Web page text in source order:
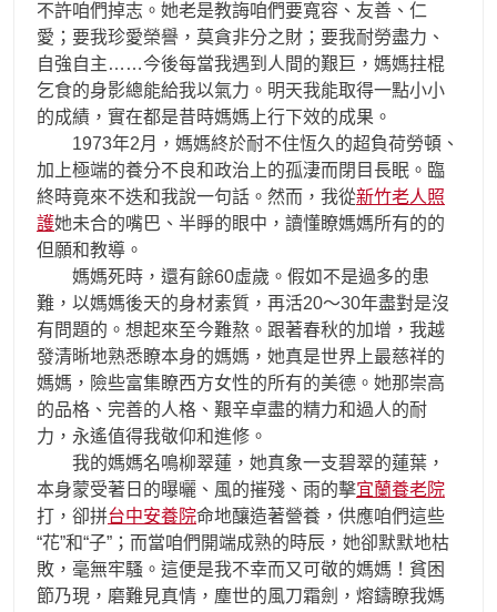
不許咱們掉志。她老是教誨咱們要寬容、友善、仁
愛；要我珍愛榮譽，莫貪非分之財；要我耐勞盡力、
自強自主……今後每當我遇到人間的艱巨，媽媽拄棍
乞食的身影總能給我以氣力。明天我能取得一點小小
的成績，實在都是昔時媽媽上行下效的成果。
1973年2月，媽媽終於耐不住恆久的超負荷勞頓、
加上極端的養分不良和政治上的孤淒而閉目長眠。臨
終時竟來不迭和我說一句話。然而，我從新竹老人照
護她未合的嘴巴、半睜的眼中，讀懂瞭媽媽所有的的
但願和教導。
媽媽死時，還有餘60虛歲。假如不是過多的患
難，以媽媽後天的身材素質，再活20～30年盡對是沒
有問題的。想起來至今難熬。跟著春秋的加增，我越
發清晰地熟悉瞭本身的媽媽，她真是世界上最慈祥的
媽媽，險些富集瞭西方女性的所有的美德。她那崇高
的品格、完善的人格、艱辛卓盡的精力和過人的耐
力，永遙值得我敬仰和進修。
我的媽媽名鳴柳翠蓮，她真象一支碧翠的蓮葉，
本身蒙受著日的曝曬、風的摧殘、雨的擊宜蘭養老院
打，卻拼台中安養院命地釀造著營養，供應咱們這些
“花”和“子”；而當咱們開端成熟的時辰，她卻默默地枯
敗，毫無牢騷。這便是我不幸而又可敬的媽媽！貧困
節乃現，磨難見真情，塵世的風刀霜劍，熔鑄瞭我媽